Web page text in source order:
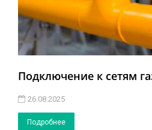
Подключение к сетям
26.08.2025
Подробнее